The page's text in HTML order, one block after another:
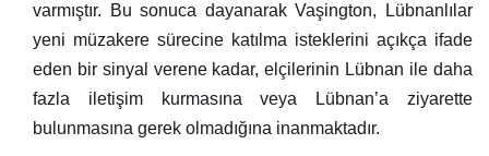
varmıştır. Bu sonuca dayanarak Vaşington, Lübnanlılar
yeni müzakere sürecine katılma isteklerini açıkça ifade
eden bir sinyal verene kadar, elçilerinin Lübnan ile daha
fazla iletişim kurmasına veya Lübnan’a ziyarette
bulunmasına gerek olmadığına inanmaktadır.